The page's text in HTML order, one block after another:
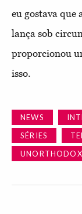
eu gostava que
lança sob
proporcionou
isso.
NEWS
SÉRIES
UNORTHODOX